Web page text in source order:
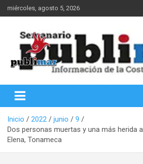
Saltar
al
miércoles, agosto 5, 2026
PubliMar
Inicio 2022 junio
9
Dos personas muertas y una más herida
Elena, Tonameca